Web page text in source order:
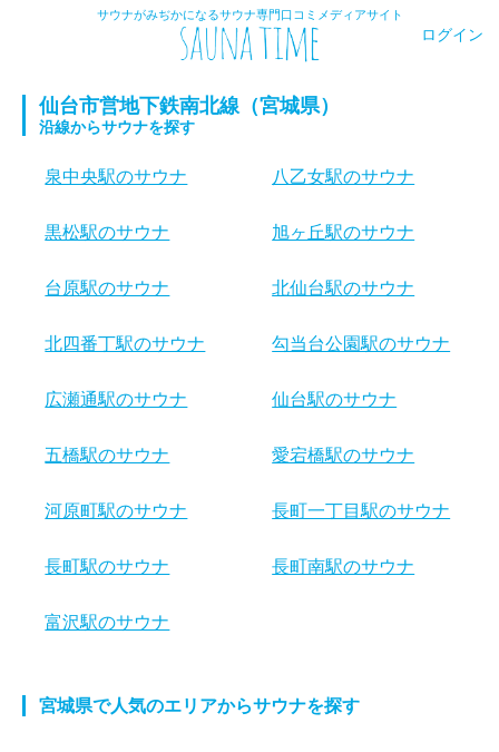
サウナがみぢかになるサウナ専門口コミメディアサイト
ログイン
仙台市営地下鉄南北線（宮城県）
沿線からサウナを探す
泉中央駅のサウナ 八乙女駅のサウナ
黒松駅のサウナ 旭ヶ丘駅のサウナ
台原駅のサウナ 北仙台駅のサウナ
北四番丁駅のサウナ 勾当台公園駅のサウナ
広瀬通駅のサウナ 仙台駅のサウナ
五橋駅のサウナ 愛宕橋駅のサウナ
河原町駅のサウナ 長町一丁目駅のサウナ
長町駅のサウナ 長町南駅のサウナ
富沢駅のサウナ
宮城県で人気のエリアからサウナを探す